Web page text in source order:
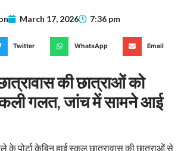
March 17, 2026 7:36 pm
Twitter WhatsApp Email
की छात्राओं को
गलत, जांच में सामने आई
के पोर्टा केबिन हाई स्कूल छात्रावास की छात्राओं से